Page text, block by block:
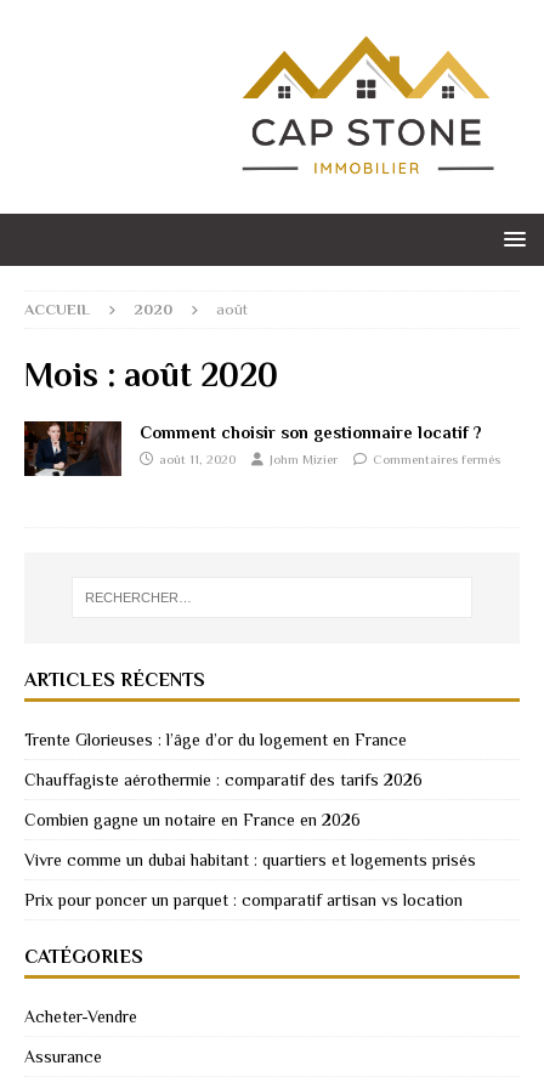
ACCUEIL 2020 août
Mois : août 2020
Comment choisir son gestionnaire locatif ?
août 11, 2020 Johm Mizier Commentaires fermés
ARTICLES RÉCENTS
Trente Glorieuses : l’âge d’or du logement en France
Chauffagiste aérothermie : comparatif des tarifs 2026
Combien gagne un notaire en France en 2026
Vivre comme un dubai habitant : quartiers et logements prisés
Prix pour poncer un parquet : comparatif artisan vs location
CATÉGORIES
Acheter-Vendre
Assurance